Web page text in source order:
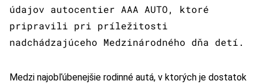
údajov autocentier AAA AUTO, ktoré
pripravili pri príležitosti
nadchádzajúceho Medzinárodného dňa detí.
Medzi najobľúbenejšie rodinné autá, v ktorých je dostatok